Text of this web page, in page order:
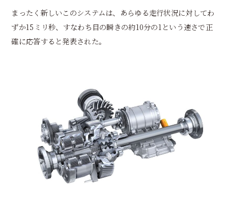
まったく新しいこのシステムは、あらゆる走行状況に対してわ
ずか15ミリ秒、すなわち目の瞬きの約10分の1という速さで正
確に応答すると発表された。